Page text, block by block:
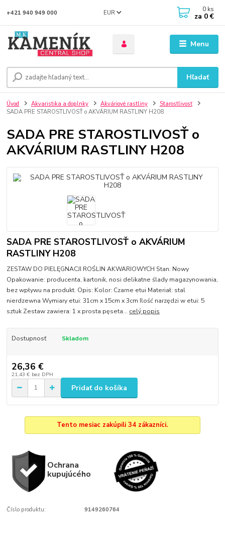
Menu
EUR
Hľadať
+421 940 949 000 0 ks
za 0 €
Úvod Akvaristika a doplnky Akváriové rastliny
Starostlivosť
SADA PRE STAROSTLIVOSŤ o AKVÁRIUM RASTLINY H208
SADA PRE STAROSTLIVOSŤ o
AKVÁRIUM RASTLINY H208
SADA PRE STAROSTLIVOSŤ o AKVÁRIUM
RASTLINY H208
ZESTAW DO PIELĘGNACJI ROŚLIN AKWARIOWYCH Stan: Nowy
Opakowanie: producenta, kartonik, nosi delikatne ślady magazynowania,
bez wpływu na produkt. Opis: Kolor: Czarne etui Materiał: stal
nierdzewna Wymiary etui: 31cm x 15cm x 3cm Ilość narzędzi w etui: 5
sztuk Zestaw zawiera: 1 x prosta pęseta... celý popis
Dostupnosť Skladom
26,36 €
21,43 € bez DPH
Pridať do košíka
Tento mesiac zakúpili 34 zákazníci.
Ochrana
kupujúcého
Číslo produktu: 9149260764